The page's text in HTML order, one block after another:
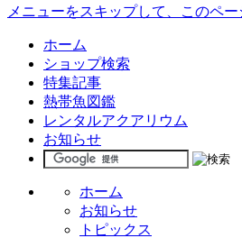
メニューをスキップして、このペ
ホーム
ショップ検索
特集記事
熱帯魚図鑑
レンタルアクアリウム
お知らせ
ホーム
お知らせ
トピックス